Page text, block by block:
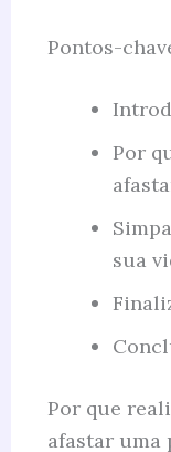
Pontos-
Por
sua
Por que
afastar uma